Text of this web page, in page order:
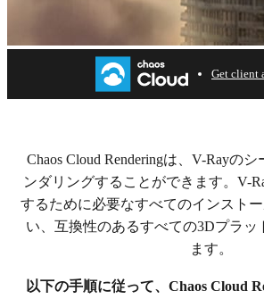
Get client
Chaos Cloud Renderingは、V-Rayの
ンダリングすることができます。V-
するために必要なすべてのインスト
い、互換性のあるすべての3Dプラ
ます。
以下の手順に従って、Chaos Cloud